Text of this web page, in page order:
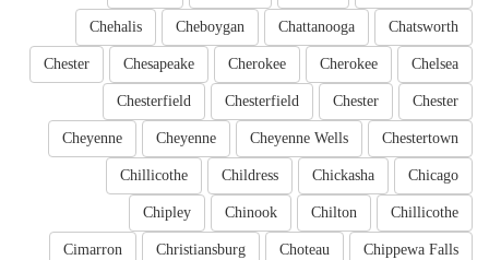
Chatsworth
Chattanooga
Cheboygan
Chehalis
Chelsea
Cherokee
Cherokee
Chesapeake
Chester
Chester
Chester
Chesterfield
Chesterfield
Chestertown
Cheyenne Wells
Cheyenne
Cheyenne
Chicago
Chickasha
Childress
Chillicothe
Chillicothe
Chilton
Chinook
Chipley
Chippewa Falls
Choteau
Christiansburg
Cimarron